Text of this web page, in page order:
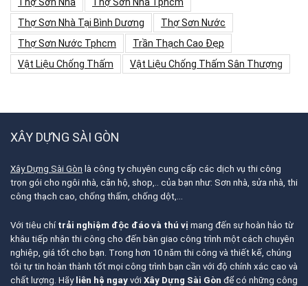
Thợ Sơn Nhà Tại Bình Dương
Thợ Sơn Nước
Thợ Sơn Nước Tphcm
Trần Thạch Cao Đẹp
Vật Liệu Chống Thấm
Vật Liệu Chống Thấm Sân Thượng
XÂY DỰNG SÀI GÒN
Xây Dựng Sài Gòn là công ty chuyên cung cấp các dịch vụ thi công
trọn gói cho ngôi nhà, căn hộ, shop,.. của bạn như: Sơn nhà, sửa nhà, thi
công thạch cao, chống thấm, chống dột,…
Với tiêu chí trải nghiệm độc đáo và thú vị mang đến sự hoàn hảo từ
khâu tiếp nhận thi công cho đến bàn giao công trình một cách chuyên
nghiệp, giá tốt cho bạn. Trong hơn 10 năm thi công và thiết kế, chúng
tôi tự tin hoàn thành tốt mọi công trình bạn cần với độ chính xác cao và
chất lượng. Hãy liên hệ ngay với Xây Dựng Sài Gòn để có những công